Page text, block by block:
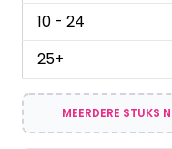
10 - 24
25+
MEERDERE STUKS